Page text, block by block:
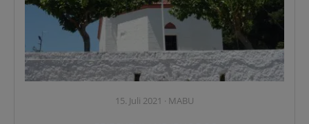
15. Juli 2021 · MABU